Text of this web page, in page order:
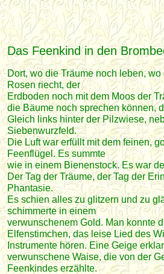
Das Feenkind in den
Dort, wo die Träume noch leben,
Rosen riecht, der
Erdboden noch mit dem Moos der
die Bäume noch sprechen können,
Gleich links hinter der Pilzwiese,
Siebenwurzfeld.
Die Luft war erfüllt mit dem feinen,
Feenflügel. Es summte
wie in einem Bienenstock. Es war
Der Tag der Träume, der Tag der
Phantasie.
Es schien alles zu glitzern und zu
schimmerte in einem
verwunschenem Gold. Man konnte
Elfenstimchen, das leise Lied des
Instrumente hören. Eine Geige
verwunschene Waise, die von der
Feenkindes erzählte.